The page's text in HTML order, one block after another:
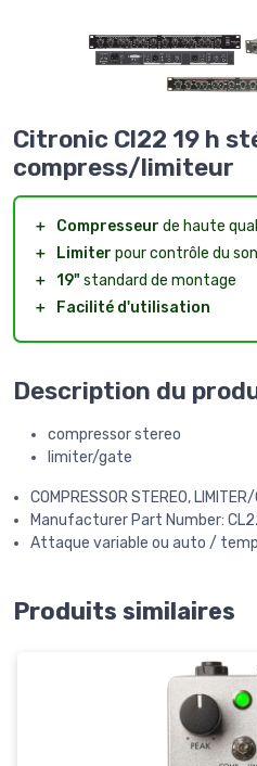
Citronic Cl22 19 h
compress/limiteur
＋ Compresseur de haute
＋
Limiter pour contrôle du son
＋ 19" standard de montage
＋
Facilité d'utilisation
Description du
compressor stereo
limiter/gate
COMPRESSOR STEREO,
Manufacturer Part Number:
Attaque variable ou auto /
Produits similaires